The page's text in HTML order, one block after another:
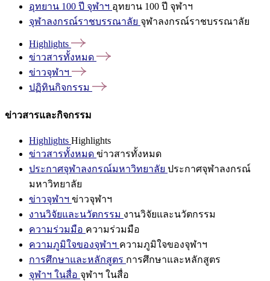
อุทยาน 100 ปี จุฬาฯ อุทยาน 100 ปี จุฬาฯ
จุฬาลงกรณ์ราชบรรณาลัย จุฬาลงกรณ์ราชบรรณาลัย
Highlights
ข่าวสารทั้งหมด
ข่าวจุฬาฯ
ปฏิทินกิจกรรม
ข่าวสารและกิจกรรม
Highlights Highlights
ข่าวสารทั้งหมด ข่าวสารทั้งหมด
ประกาศจุฬาลงกรณ์มหาวิทยาลัย ประกาศจุฬาลงกรณ์
มหาวิทยาลัย
ข่าวจุฬาฯ ข่าวจุฬาฯ
งานวิจัยและนวัตกรรม งานวิจัยและนวัตกรรม
ความร่วมมือ ความร่วมมือ
ความภูมิใจของจุฬาฯ ความภูมิใจของจุฬาฯ
การศึกษาและหลักสูตร การศึกษาและหลักสูตร
จุฬาฯ ในสื่อ จุฬาฯ ในสื่อ